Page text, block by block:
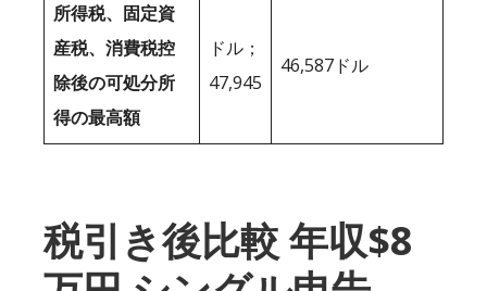
所得税、固定資
産税、消費税控
除後の可処分所
得の最高額
ドル；
47,945
46,587ドル
税引き後比較 年収$8